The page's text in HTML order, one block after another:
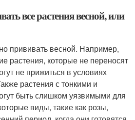
все растения весной, или
прививать весной. Например,
растения, которые не переносят
не прижиться в условиях
растения с тонкими и
быть слишком уязвимыми для
виды, такие как розы,